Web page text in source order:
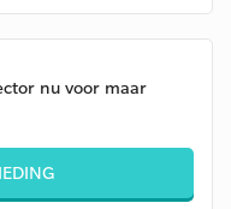
nu voor maar